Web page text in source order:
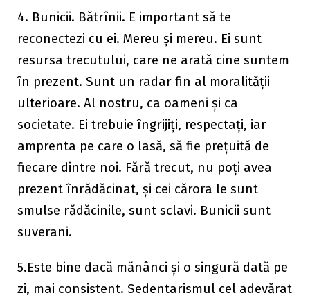
4. Bunicii. Bătrînii. E important să te
reconectezi cu ei. Mereu și mereu. Ei sunt
resursa trecutului, care ne arată cine suntem
în prezent. Sunt un radar fin al moralității
ulterioare. Al nostru, ca oameni și ca
societate. Ei trebuie îngrijiți, respectați, iar
amprenta pe care o lasă, să fie prețuită de
fiecare dintre noi. Fără trecut, nu poți avea
prezent înrădăcinat, și cei cărora le sunt
smulse rădăcinile, sunt sclavi. Bunicii sunt
suverani.
5.Este bine dacă mănânci și o singură dată pe
zi, mai consistent. Sedentarismul cel adevărat